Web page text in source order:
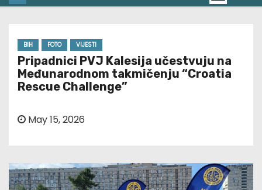
BIH FOTO VIJESTI
Pripadnici PVJ Kalesija učestvuju na
Međunarodnom takmičenju “Croatia
Rescue Challenge”
May 15, 2026